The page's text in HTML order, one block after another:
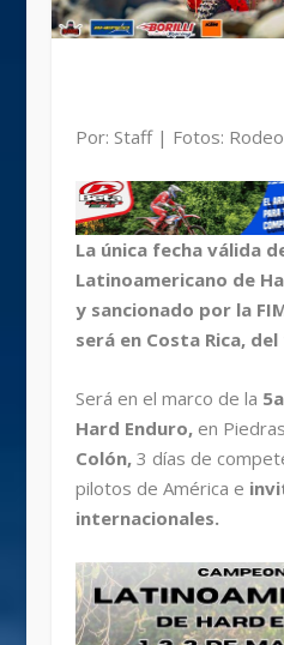
Por: Staff | Fotos:
La única fecha válida
Latinoamericano de
y sancionado por la
será en Costa Rica,
Será en el marco de la
Hard Enduro,en
Colón,3 días de
pilotos de América e
internacionales.